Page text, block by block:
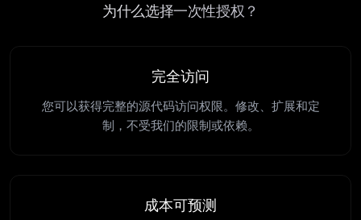
为什么选择一次性授权？
完全访问
您可以获得完整的源代码访问权限。修改、扩展和定
制，不受我们的限制或依赖。
成本可预测